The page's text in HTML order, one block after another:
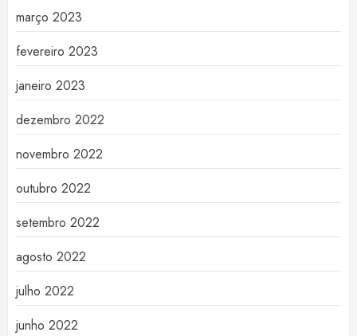
março 2023
fevereiro 2023
janeiro 2023
dezembro 2022
novembro 2022
outubro 2022
setembro 2022
agosto 2022
julho 2022
junho 2022